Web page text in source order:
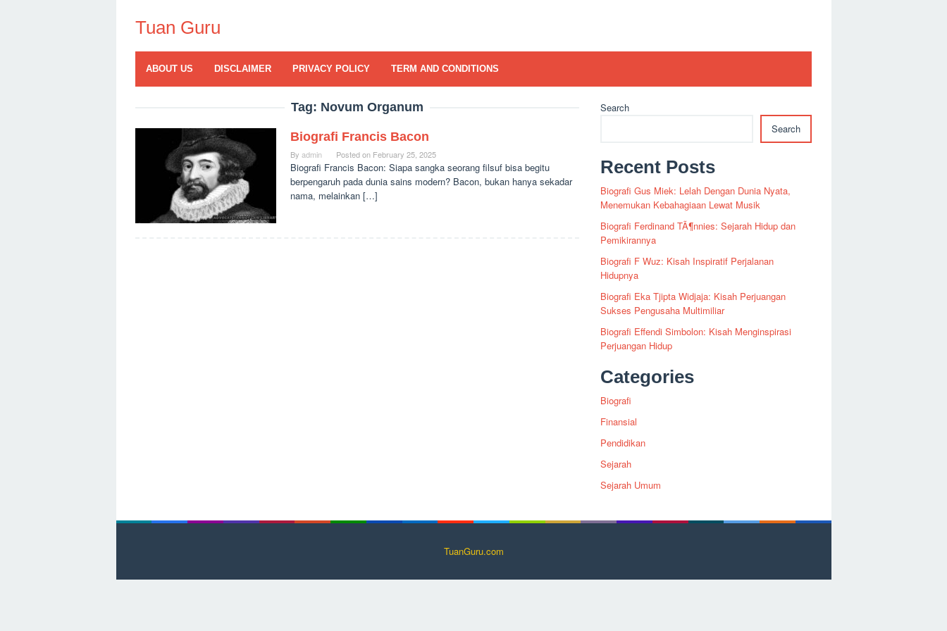
contentTuan Guru
ABOUT US DISCLAIMER PRIVACY POLICY TERM AND CONDITIONS
Tag: Novum Organum
Biografi Francis Bacon
By admin Posted on February 25, 2025
Biografi Francis Bacon: Siapa sangka seorang filsuf bisa begitu
berpengaruh pada dunia sains modern? Bacon, bukan hanya sekadar
nama, melainkan […]
Search
Search
Recent Posts
Biografi Gus Miek: Lelah Dengan Dunia Nyata,
Menemukan Kebahagiaan Lewat Musik
Biografi Ferdinand TÃ¶nnies: Sejarah Hidup dan
Pemikirannya
Biografi F Wuz: Kisah Inspiratif Perjalanan
Hidupnya
Biografi Eka Tjipta Widjaja: Kisah Perjuangan
Sukses Pengusaha Multimiliar
Biografi Effendi Simbolon: Kisah Menginspirasi
Perjuangan Hidup
Categories
Biografi
Finansial
Pendidikan
Sejarah
Sejarah Umum
TuanGuru.com